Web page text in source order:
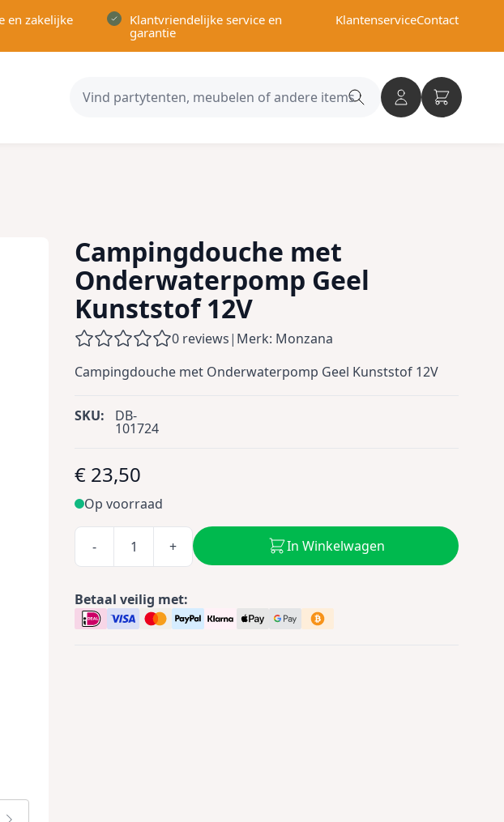
en zakelijke
Klantvriendelijke service en
garantie
KlantenserviceContact
en Terras category
for Recreatie category
Search
Campingdouche met
Onderwaterpomp Geel
Kunststof 12V
0 reviews| Merk: Monzana
Campingdouche met Onderwaterpomp Geel Kunststof 12V
SKU: DB-
101724
€ 23,50
Op voorraad
- + In Winkelwagen
Betaal veilig met: